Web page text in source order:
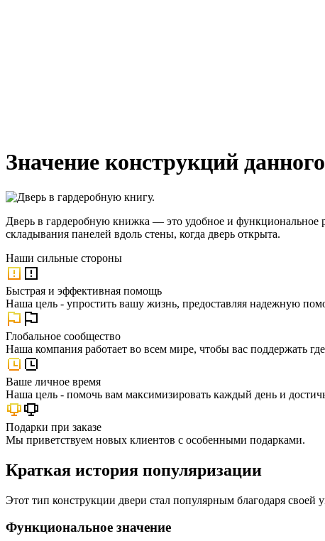
Значение конструкций
Дверь в гардеробную книжка — это удобное и функциональное
складывания панелей вдоль стены, когда дверь открыта.
Наши сильные стороны
Быстрая и эффективная помощь
Наша цель - упростить вашу жизнь, предоставляя надежную
Глобальное сообщество
Наша компания работает во всем мире, чтобы вас поддержать
Ваше личное время
Наша цель - помочь вам максимизировать каждый день и
Подарки при заказе
Мы приветствуем новых клиентов с особенными подарками.
Краткая история популяризации
Этот тип конструкции двери стал популярным благодаря
Функциональное значение